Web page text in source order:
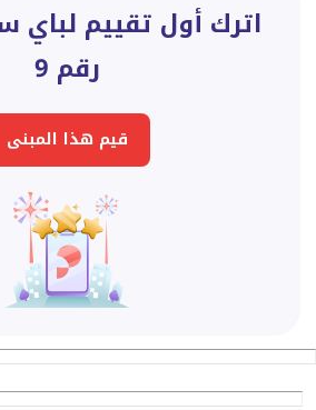
اترك أول تقييم لباي
رقم 9
قيم هذا المبنى